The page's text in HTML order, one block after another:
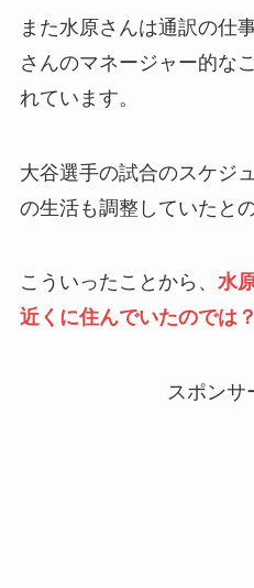
また水原さんは通訳の仕
さんのマネージャー的な
れています。
大谷選手の試合のスケジ
の生活も調整していたと
こういったことから、 水
近くに住んでいたのでは？
スポンサ